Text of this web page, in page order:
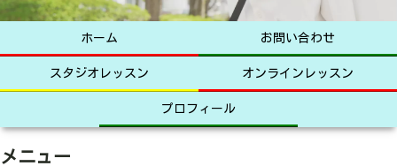
ホーム お問い合わせ
スタジオレッスン オンラインレッスン
プロフィール
メニュー